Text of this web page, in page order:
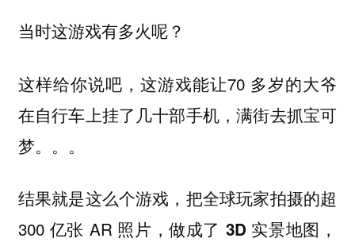
当时这游戏有多火呢？
这样给你说吧，这游戏能让70 多岁的大爷
在自行车上挂了几十部手机，满街去抓宝可
梦。。。
结果就是这么个游戏，把全球玩家拍摄的超
300 亿张 AR 照片，做成了 3D 实景地图，